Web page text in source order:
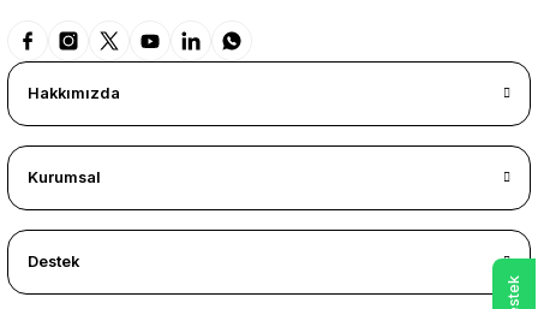
Hakkımızda
Kurumsal
Destek